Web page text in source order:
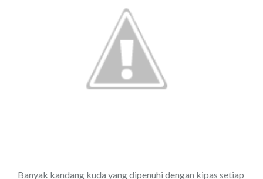
Banyak kandang kuda yang dipenuhi dengan kipas setiap